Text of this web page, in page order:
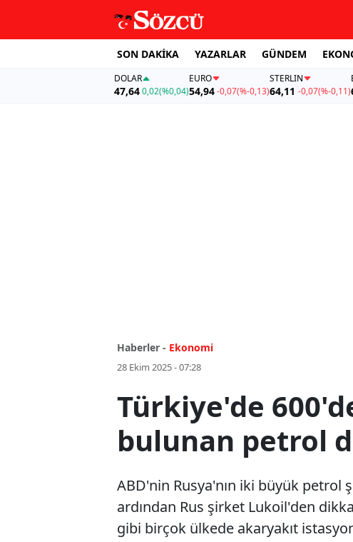
SON DAKİKA YAZARLAR GÜNDEM
DOLAR
47,640,02(%0,04)
EURO
54,94 -0,07(%-0,13)
STERLIN
64,11 -0,07(%-0,11)
Haberler - Ekonomi
28 Ekim 2025 - 07:28
Türkiye'de
bulunan petrol
ABD'nin Rusya'nın iki büyük petrol
ardından Rus şirket Lukoil'den
gibi birçok ülkede akaryakıt